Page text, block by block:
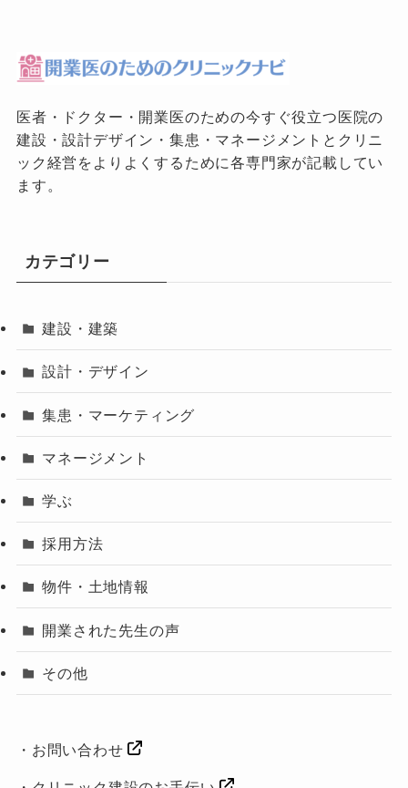
医者・ドクター・開業医のための今すぐ役立つ医院の
建設・設計デザイン・集患・マネージメントとクリニ
ック経営をよりよくするために各専門家が記載してい
ます。
カテゴリー
建設・建築
設計・デザイン
集患・マーケティング
マネージメント
学ぶ
採用方法
物件・土地情報
開業された先生の声
その他
・ お問い合わせ